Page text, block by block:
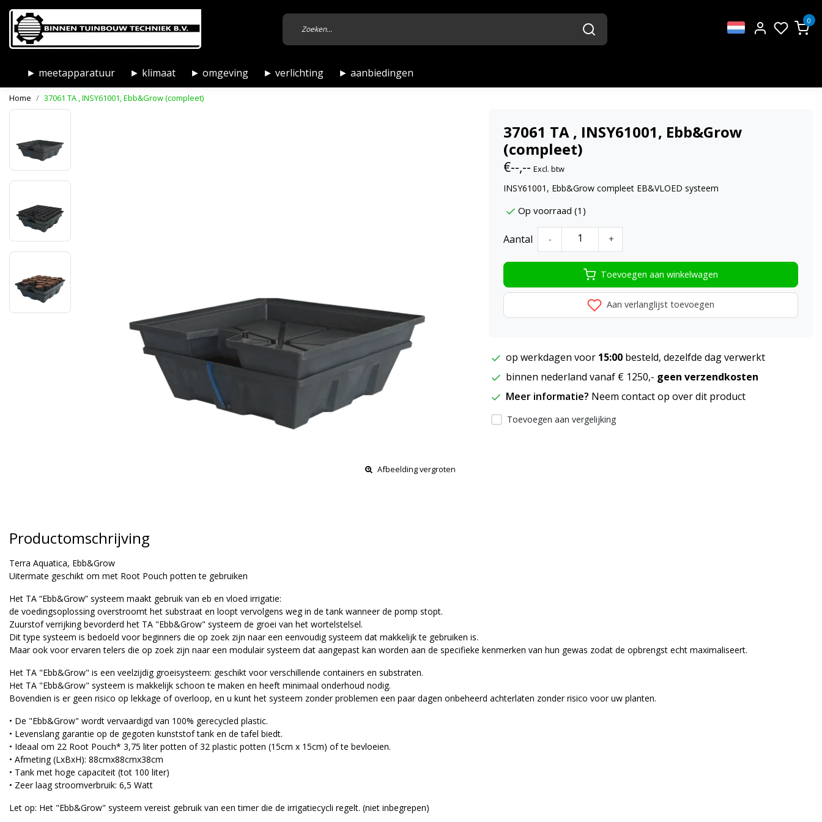
0
► meetapparatuur ► klimaat ► omgeving ► verlichting ► aanbiedingen
Home 37061 TA , INSY61001, Ebb&Grow (compleet)
Afbeelding vergroten
37061 TA , INSY61001, Ebb&Grow
(compleet)
€--,-- Excl. btw
INSY61001, Ebb&Grow compleet EB&VLOED systeem
Op voorraad (1)
Aantal - +
Toevoegen aan winkelwagen
Aan verlanglijst toevoegen
op werkdagen voor 15:00 besteld, dezelfde dag verwerkt
binnen nederland vanaf € 1250,- geen verzendkosten
Meer informatie? Neem contact op over dit product
Toevoegen aan vergelijking
Productomschrijving
Terra Aquatica, Ebb&Grow
Uitermate geschikt om met Root Pouch potten te gebruiken
Het TA “Ebb&Grow” systeem maakt gebruik van eb en vloed irrigatie:
de voedingsoplossing overstroomt het substraat en loopt vervolgens weg in de tank wanneer de pomp stopt.
Zuurstof verrijking bevorderd het TA "Ebb&Grow" systeem de groei van het wortelstelsel.
Dit type systeem is bedoeld voor beginners die op zoek zijn naar een eenvoudig systeem dat makkelijk te gebruiken is.
Maar ook voor ervaren telers die op zoek zijn naar een modulair systeem dat aangepast kan worden aan de specifieke kenmerken van hun gewas zodat de opbrengst echt maximaliseert.
Het TA "Ebb&Grow" is een veelzijdig groeisysteem: geschikt voor verschillende containers en substraten.
Het TA "Ebb&Grow" systeem is makkelijk schoon te maken en heeft minimaal onderhoud nodig.
Bovendien is er geen risico op lekkage of overloop, en u kunt het systeem zonder problemen een paar dagen onbeheerd achterlaten zonder risico voor uw planten.
• De "Ebb&Grow" wordt vervaardigd van 100% gerecycled plastic.
• Levenslang garantie op de gegoten kunststof tank en de tafel biedt.
• Ideaal om 22 Root Pouch* 3,75 liter potten of 32 plastic potten (15cm x 15cm) of te bevloeien.
• Afmeting (LxBxH): 88cmx88cmx38cm
• Tank met hoge capaciteit (tot 100 liter)
• Zeer laag stroomverbruik: 6,5 Watt
Let op: Het "Ebb&Grow" systeem vereist gebruik van een timer die de irrigatiecycli regelt. (niet inbegrepen)